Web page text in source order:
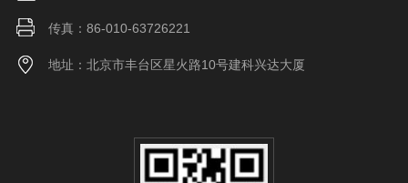
传真：86-010-63726221
地址：北京市丰台区星火路10号建科兴达大厦